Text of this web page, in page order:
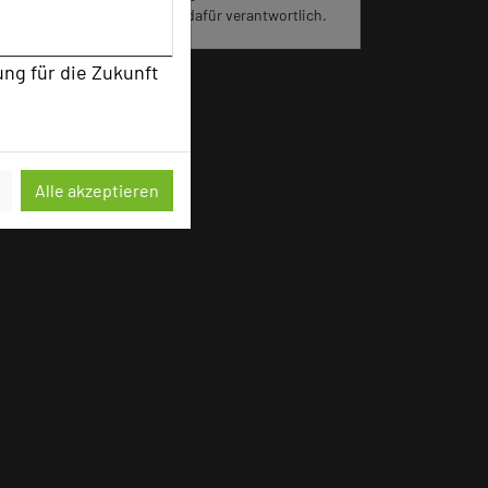
für die Zukunft
Alle akzeptieren
Portal eingeräumt und sind dafür verantwortlich.